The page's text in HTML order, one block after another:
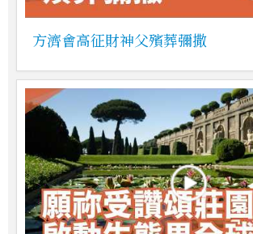
方濟會高征財神父殯葬彌撒